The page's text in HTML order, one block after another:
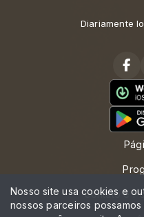
Diariamente
Contato e
Nosso site usa cookies e
nossos parceiros